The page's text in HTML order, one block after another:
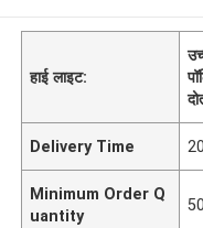
हाई लाइट:
Delivery Time
Minimum Order Q
uantity